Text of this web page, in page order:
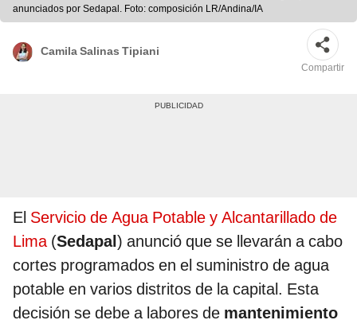
anunciados por Sedapal. Foto: composición LR/Andina/IA
Camila Salinas Tipiani
Compartir
El Servicio de Agua Potable y Alcantarillado de
Lima(Sedapal) anunció que se llevarán a cabo
cortes programados en el suministro de agua
potable en varios distritos de la capital. Esta
decisión se debe a labores de mantenimiento